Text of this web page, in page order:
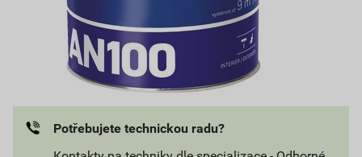
Potřebujete technickou radu?